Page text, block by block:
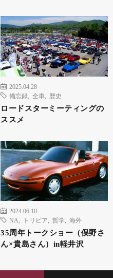
2025.04.28
備忘録
全車 歴史
ロードスターミーティングの
ススメ
2024.06.10
NA
トリビア 哲学 海外
35周年トークショー（俣野さ
ん×貴島さん）in軽井沢